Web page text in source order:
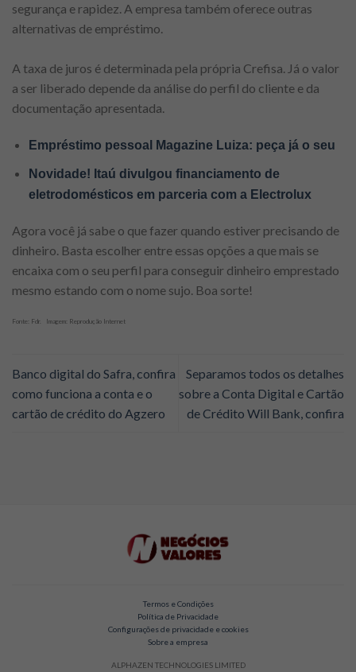
segurança e rapidez. A empresa também oferece outras
alternativas de empréstimo.
A taxa de juros é determinada pela própria Crefisa. Já o valor
a ser liberado depende da análise do perfil do cliente e da
documentação apresentada.
Empréstimo pessoal Magazine Luiza: peça já o seu
Novidade! Itaú divulgou financiamento de
eletrodomésticos em parceria com a Electrolux
Agora você já sabe o que fazer quando estiver precisando de
dinheiro. Basta escolher entre essas opções a que mais se
encaixa com o seu perfil para conseguir dinheiro emprestado
mesmo estando com o nome sujo. Boa sorte!
Fonte: Fdr. Imagem: Reprodução Internet
Banco digital do Safra, confira
como funciona a conta e o
cartão de crédito do Agzero
Separamos todos os detalhes
sobre a Conta Digital e Cartão
de Crédito Will Bank, confira
Termos e Condições
Política de Privacidade
Configurações de privacidade e cookies
Sobre a empresa
ALPHAZEN TECHNOLOGIES LIMITED